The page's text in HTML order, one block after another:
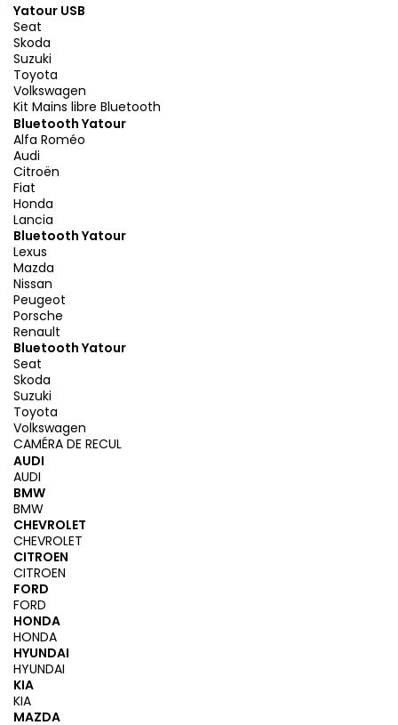
Yatour USB
Seat
Skoda
Suzuki
Toyota
Volkswagen
Kit Mains libre Bluetooth
Bluetooth Yatour
Alfa Roméo
Audi
Citroën
Fiat
Honda
Lancia
Bluetooth Yatour
Lexus
Mazda
Nissan
Peugeot
Porsche
Renault
Bluetooth Yatour
Seat
Skoda
Suzuki
Toyota
Volkswagen
CAMÉRA DE RECUL
AUDI
AUDI
BMW
BMW
CHEVROLET
CHEVROLET
CITROEN
CITROEN
FORD
FORD
HONDA
HONDA
HYUNDAI
HYUNDAI
KIA
KIA
MAZDA